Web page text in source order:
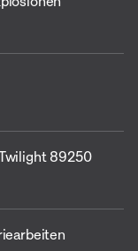
89250